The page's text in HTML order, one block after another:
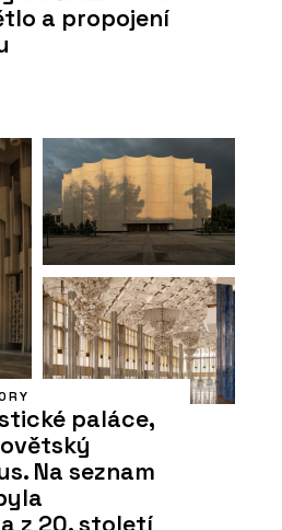
a propojení
paláce,
Na seznam
z 20. století